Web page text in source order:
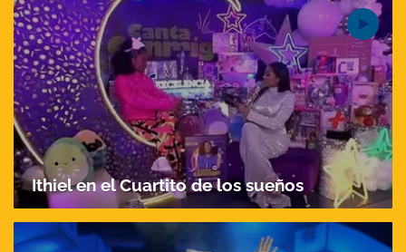
Ithiel en el Cuartito de los sueños